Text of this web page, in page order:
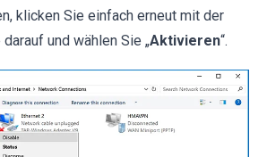
klicken Sie einfach erneut mit der
und wählen Sie „Aktivieren“.